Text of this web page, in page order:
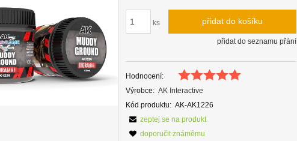
ks přidat do košíku
přidat do seznamu přání
Hodnocení:
Výrobce: AK Interactive
Kód produktu: AK-AK1226
zeptej se na produkt
doporučit známému